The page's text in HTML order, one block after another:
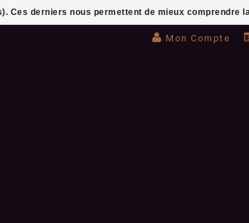
Mon Compte
Ces derniers nous permettent de mieux